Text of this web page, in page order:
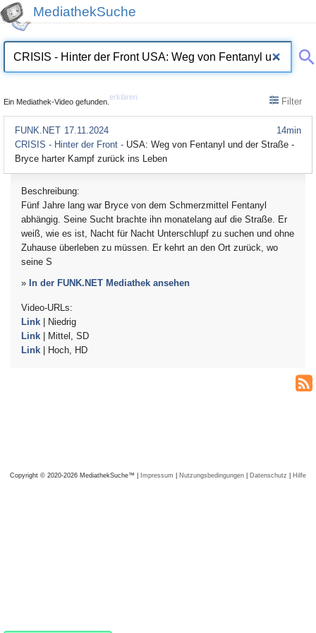
MediathekSuche
Ein Mediathek-Video gefunden.
erklären Filter
14min
FUNK.NET 17.11.2024
CRISIS - Hinter der Front - USA: Weg von Fentanyl und der Straße -
Bryce harter Kampf zurück ins Leben
Beschreibung:
Fünf Jahre lang war Bryce von dem Schmerzmittel Fentanyl
abhängig. Seine Sucht brachte ihn monatelang auf die Straße. Er
weiß, wie es ist, Nacht für Nacht Unterschlupf zu suchen und ohne
Zuhause überleben zu müssen. Er kehrt an den Ort zurück, wo
seine S
» In der FUNK.NET Mediathek ansehen
Video-URLs:
Link | Niedrig
Link | Mittel, SD
Link | Hoch, HD
Copyright © 2020-2026 MediathekSuche™ | Impressum | Nutzungsbedingungen | Datenschutz | Hilfe